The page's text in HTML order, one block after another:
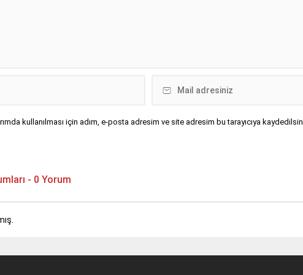
kullanılması için adım, e-posta adresim ve site adresim bu tarayıcıya kaydedilsin.
- 0 Yorum